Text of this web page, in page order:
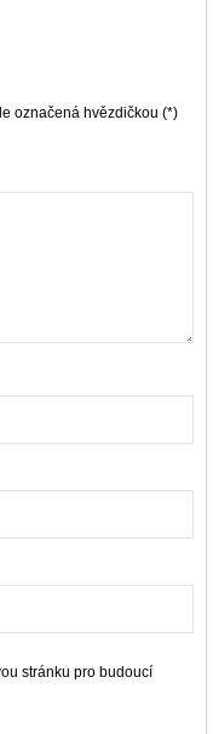
označená hvězdičkou (*)
stránku pro budoucí